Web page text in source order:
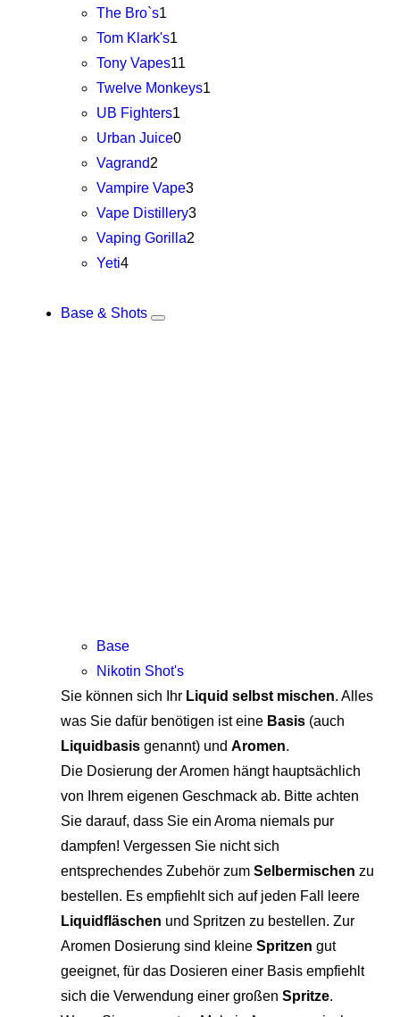
The Bro`s1
Tom Klark's1
Tony Vapes11
Twelve Monkeys1
UB Fighters1
Urban Juice0
Vagrand2
Vampire Vape3
Vape Distillery3
Vaping Gorilla2
Yeti4
Base & Shots
Base
Nikotin Shot's
Sie können sich Ihr Liquid selbst mischen. Alles
was Sie dafür benötigen ist eine Basis (auch
Liquidbasis genannt) und Aromen.
Die Dosierung der Aromen hängt hauptsächlich
von Ihrem eigenen Geschmack ab. Bitte achten
Sie darauf, dass Sie ein Aroma niemals pur
dampfen! Vergessen Sie nicht sich
entsprechendes Zubehör zum Selbermischen zu
bestellen. Es empfiehlt sich auf jeden Fall leere
Liquidfläschen und Spritzen zu bestellen. Zur
Aromen Dosierung sind kleine Spritzen gut
geeignet, für das Dosieren einer Basis empfiehlt
sich die Verwendung einer großen Spritze.